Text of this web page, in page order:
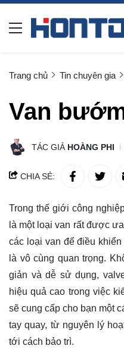
Trang chủ Tin chuyên gia
Van
TÁC GIẢ HOÀNG PHI
CHIA SẺ:
Trong thế giới công
là một loại van rất được
các loại van để điều
là vô cùng quan trọng.
giản và dễ sử dụng,
hiệu quả cao trong việc
sẽ cung cấp cho bạn một
tay quay, từ nguyên lý
tới cách bảo trì.